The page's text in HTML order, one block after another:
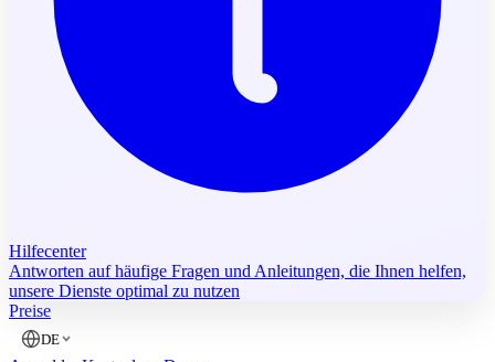
Hilfecenter
Antworten auf häufige Fragen und Anleitungen, die Ihnen helfen,
unsere Dienste optimal zu nutzen
Preise
DE